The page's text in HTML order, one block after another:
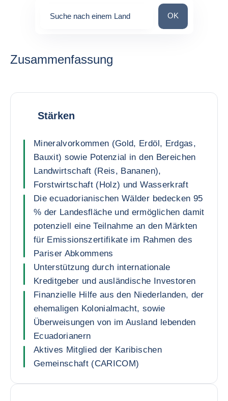
Suche nach einem Land Suche nach
OK
Zusammenfassung
Stärken
Mineralvorkommen (Gold, Erdöl, Erdgas,
Bauxit) sowie Potenzial in den Bereichen
Landwirtschaft (Reis, Bananen),
Forstwirtschaft (Holz) und Wasserkraft
Die ecuadorianischen Wälder bedecken 95
% der Landesfläche und ermöglichen damit
potenziell eine Teilnahme an den Märkten
für Emissionszertifikate im Rahmen des
Pariser Abkommens
Unterstützung durch internationale
Kreditgeber und ausländische Investoren
Finanzielle Hilfe aus den Niederlanden, der
ehemaligen Kolonialmacht, sowie
Überweisungen von im Ausland lebenden
Ecuadorianern
Aktives Mitglied der Karibischen
Gemeinschaft (CARICOM)